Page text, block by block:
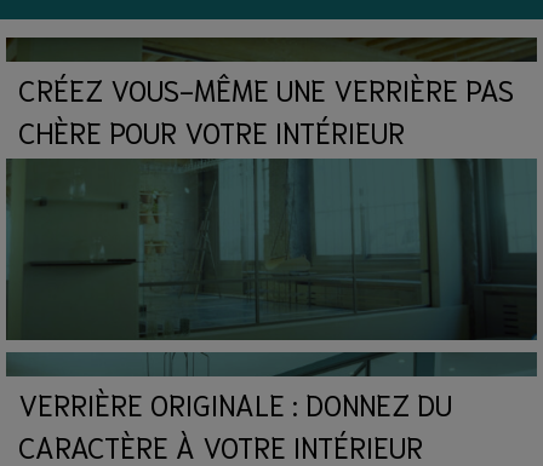
CRÉEZ VOUS-MÊME UNE VERRIÈRE PAS
CHÈRE POUR VOTRE INTÉRIEUR
VERRIÈRE ORIGINALE : DONNEZ DU
CARACTÈRE À VOTRE INTÉRIEUR